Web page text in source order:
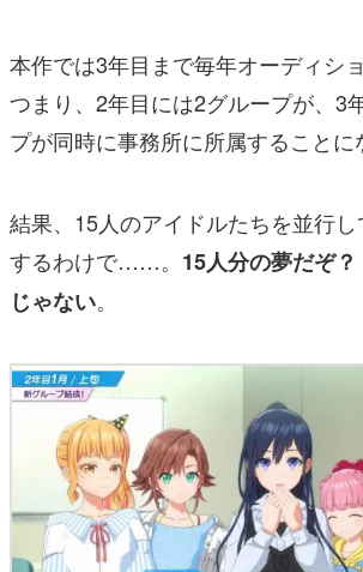
本作では3年目まで毎年オーディシ
つまり、2年目には2グループが、3
プが同時に事務所に所属することに
結果、15人のアイドルたちを並行
するわけで……。 15人分の夢だぞ
じゃない。